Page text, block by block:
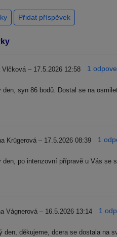
Přidat příspěvek
Vlčková – 17.5.2026 12:58 1
den, syn 86 bodů. Dostal se na
Krügerová – 17.5.2026 08:39 1
den, po intenzovní přípravě u Vás se
Vágnerová – 16.5.2026 13:14 1
den, děkujeme, dcera se dostala na